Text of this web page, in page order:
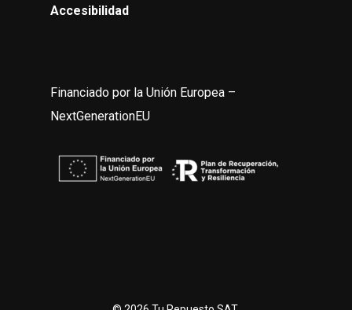
Accesibilidad
Financiado por la Unión Europea –
NextGenerationEU